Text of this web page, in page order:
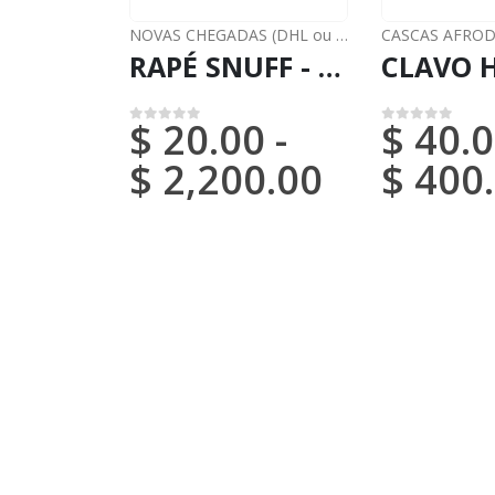
NOVAS CHEGADAS (DHL ou FedEx) ,RAPÉ
RAPÉ SNUFF - AYAHUMA / 5gr a 100gr / - (Couroupita Guianensis) - Casca de Freixo Natural e Forte
0em 5
$ 20.00 -
$ 2,200.00
CASCAS
0em 5
$
$